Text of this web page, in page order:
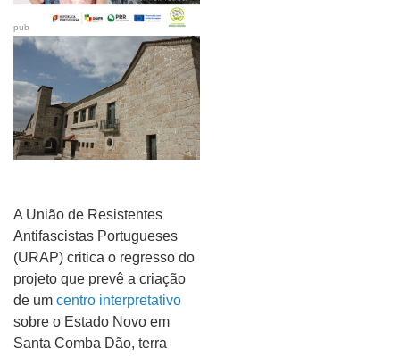
pub
A União de Resistentes
Antifascistas Portugueses
(URAP) critica o regresso do
projeto que prevê a criação
de um centro interpretativo
sobre o Estado Novo em
Santa Comba Dão, terra